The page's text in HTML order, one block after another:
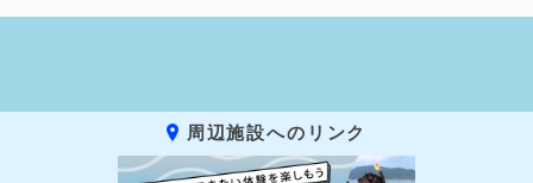
周辺施設へのリンク